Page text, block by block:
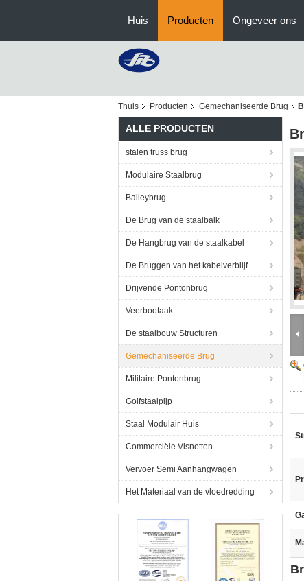
Huis Producten Ongeveer ons
Thuis Producten Gemechaniseerde Brug
ALLE PRODUCTEN
stalen truss brug
Modulaire Staalbrug
Baileybrug
De Brug van de staalbalk
De Hangbrug van de staalkabel
De Bruggen van het kabelverblijf
Drijvende Pontonbrug
Veerbootaak
De staalbouw Structuren
Gemechaniseerde Brug
Militaire Pontonbrug
Golfstaalpijp
Staal Modulair Huis
Commerciële Visnetten
Vervoer Semi Aanhangwagen
Het Materiaal van de vloedredding